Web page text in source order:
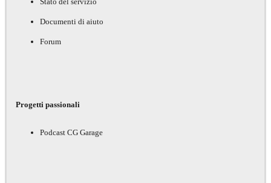
Documenti di aiuto
Forum
Progetti passionali
Podcast CG Garage